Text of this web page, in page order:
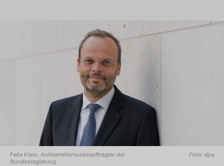
Felix Klein, Antisemitismusbeauftragter der
Bundesregierung
Foto: dpa